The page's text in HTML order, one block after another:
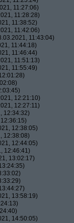
11:27:06)
11:28:28)
11:38:52)
11:42:06)
11:43:04)
11:44:18)
11:46:44)
11:51:13)
11:55:49)
12:21:10)
12:27:11)
12:34:32)
12:38:05)
12:38:08)
12:44:05)
12:46:41)
13:02:17)
13:58:19)
14:50:05)